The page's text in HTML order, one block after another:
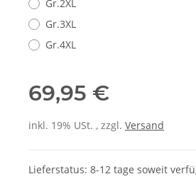
Gr.2XL
Gr.3XL
Gr.4XL
69,95 €
inkl. 19% USt. , zzgl. Versand
Lieferstatus: 8-12 tage soweit